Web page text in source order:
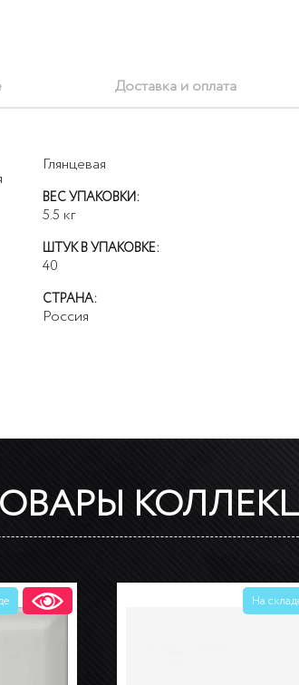
Доставка и оплата
Глянцевая
ВЕС УПАКОВКИ:
5.5 кг
ШТУК В УПАКОВКЕ:
40
СТРАНА:
Россия
На